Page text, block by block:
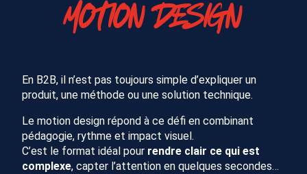
MOTION DESIGN
En B2B, il n’est pas toujours simple d’expliquer un
produit, une méthode ou une solution technique.
Le motion design répond à ce défi en combinant
pédagogie, rythme et impact visuel.
C’est le format idéal pour rendre clair ce qui est
complexe, capter l’attention en quelques secondes…